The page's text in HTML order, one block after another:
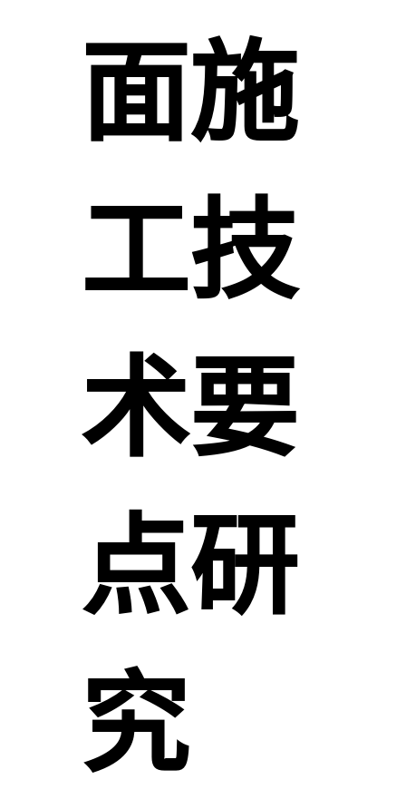
面施
工技
术要
点研
究